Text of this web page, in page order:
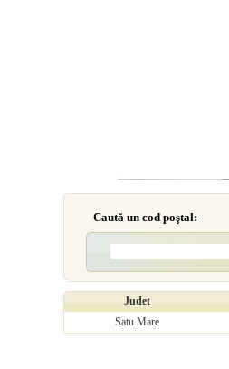
Caută un cod poştal:
Judet
Satu Mare